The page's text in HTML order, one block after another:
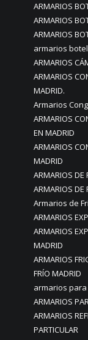
ARMARIOS
ARMARIOS
ARMARIOS
armarios
ARMARIOS
ARMARIOS
MADRID.
Armarios
ARMARIOS
EN MADRID
ARMARIOS
MADRID
ARMARIOS DE
ARMARIOS DE
Armarios de
ARMARIOS
ARMARIOS
MADRID
ARMARIOS
FRÍO MADRID
armarios
ARMARIOS
ARMARIOS
PARTICULAR